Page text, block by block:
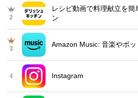
2
レシピ動画で料理献立を
ン
3
Amazon Music: 音楽やポッ
4 Instagram